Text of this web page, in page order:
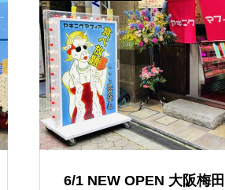
6/1 NEW OPEN 大阪梅